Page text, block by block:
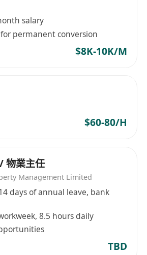
關係、職業發展、獎懲、績效管
僱傭糾紛，確保合規及妥善協調
強積金並負責年度個人報稅申報
團隊氛圍建設，營造公司積極文
的高速發展
階層管理辦公室人力資源及行政
學歷，人力資源、商業、工商管
政人事經理工作經驗，有員工培
例及僱傭條例，了解兩地人事法
salary
permanent conversion
$8K-10K/M
$60-80/H
物業主任
Management Limited
days of annual leave, bank
8.5 hours daily
TBD